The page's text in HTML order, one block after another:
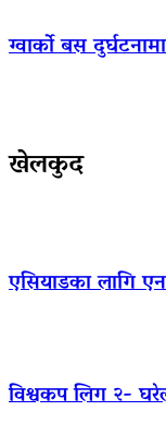
ग्वार्को बस
खेलकुद
एसियाडका लागि
विश्वकप लिग २-